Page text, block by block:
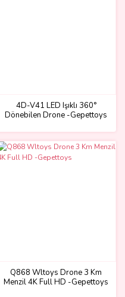
4D-V41 LED Işıklı 360°
Dönebilen Drone -Gepettoys
Q868 Wltoys Drone 3 Km
Menzil 4K Full HD -Gepettoys